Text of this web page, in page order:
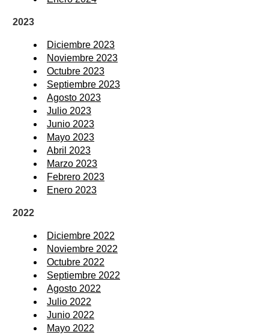
2023
Diciembre 2023
Noviembre 2023
Octubre 2023
Septiembre 2023
Agosto 2023
Julio 2023
Junio 2023
Mayo 2023
Abril 2023
Marzo 2023
Febrero 2023
Enero 2023
2022
Diciembre 2022
Noviembre 2022
Octubre 2022
Septiembre 2022
Agosto 2022
Julio 2022
Junio 2022
Mayo 2022